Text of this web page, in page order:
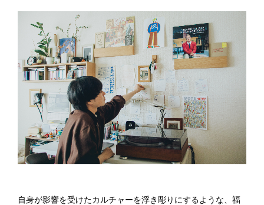
自身が影響を受けたカルチャーを浮き彫りにするような、福